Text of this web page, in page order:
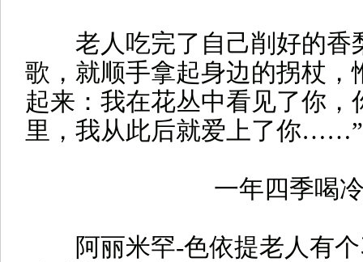
老人吃完了自己削好的香
歌，就顺手拿起身边的拐杖，
起来：我在花丛中看见了你，
里，我从此后就爱上了你……”
一年四季喝
阿丽米罕-色依提老人有